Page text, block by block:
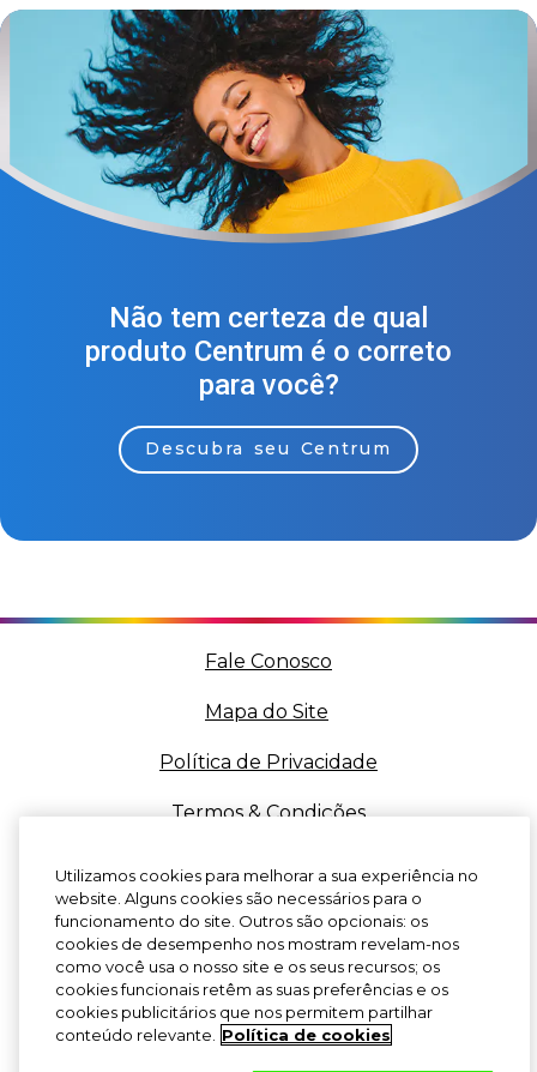
Não tem certeza de qual
produto Centrum é o correto
para você?
Descubra seu Centrum
Fale Conosco
Mapa do Site
Política de Privacidade
Termos & Condições
Siga-nos
Utilizamos cookies para melhorar a sua experiência no
website. Alguns cookies são necessários para o
funcionamento do site. Outros são opcionais: os
cookies de desempenho nos mostram revelam-nos
como você usa o nosso site e os seus recursos; os
cookies funcionais retêm as suas preferências e os
cookies publicitários que nos permitem partilhar
conteúdo relevante.
Política de cookies